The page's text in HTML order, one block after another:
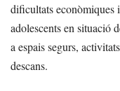
dificultats econòmiques
adolescents en situació
a espais segurs,
descans.